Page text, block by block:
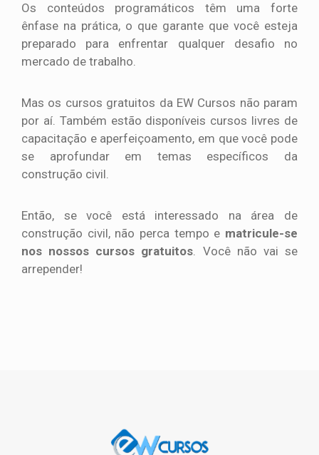
Os conteúdos programáticos têm uma forte
ênfase na prática, o que garante que você esteja
preparado para enfrentar qualquer desafio no
mercado de trabalho.
Mas os cursos gratuitos da EW Cursos não param
por aí. Também estão disponíveis cursos livres de
capacitação e aperfeiçoamento, em que você pode
se aprofundar em temas específicos da
construção civil.
Então, se você está interessado na área de
construção civil, não perca tempo e matricule-se
nos nossos cursos gratuitos. Você não vai se
arrepender!